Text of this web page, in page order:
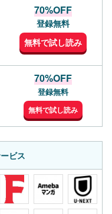
70%OFF
登録無料
無料で試し読み
70%OFF
登録無料
無料で試し読み
ビス